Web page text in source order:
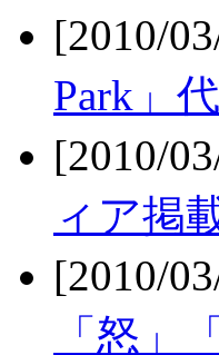
[2010/
Park」
[2010/
ィア掲
[2010/
「怒」